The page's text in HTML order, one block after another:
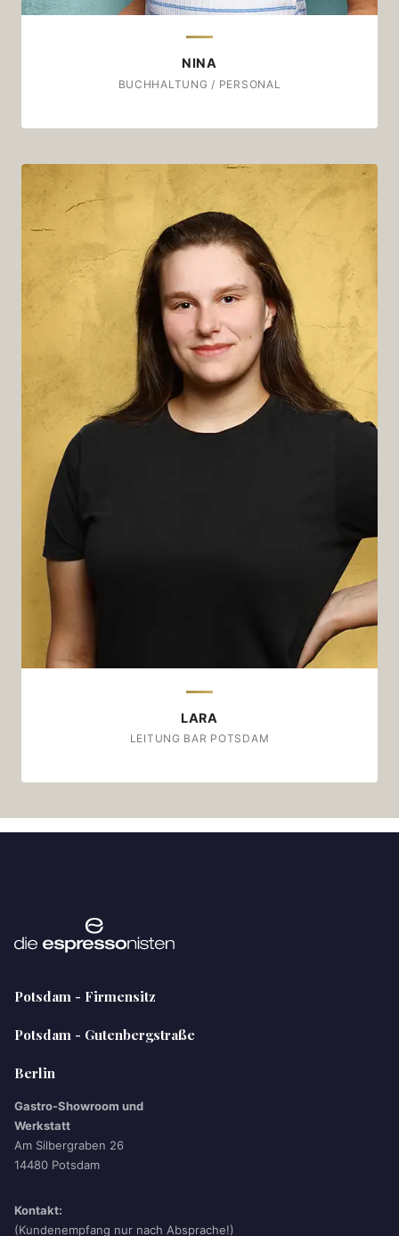
NINA
BUCHHALTUNG / PERSONAL
LARA
LEITUNG BAR POTSDAM
Lara
My favourite shot:
Pedron Virtuoso
Am liebsten als:
Potsdam - Firmensitz
Potsdam - Gutenbergstraße
Berlin
Gastro-Showroom und
Werkstatt
Am Silbergraben 26
14480 Potsdam
Kontakt:
(Kundenempfang nur nach Absprache!)